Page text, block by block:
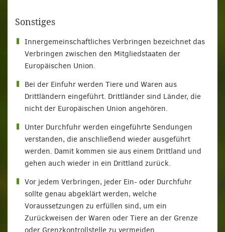
Sonstiges
Innergemeinschaftliches Verbringen bezeichnet das
Verbringen zwischen den Mitgliedstaaten der
Europäischen Union.
Bei der Einfuhr werden Tiere und Waren aus
Drittländern eingeführt. Drittländer sind Länder, die
nicht der Europäischen Union angehören.
Unter Durchfuhr werden eingeführte Sendungen
verstanden, die anschließend wieder ausgeführt
werden. Damit kommen sie aus einem Drittland und
gehen auch wieder in ein Drittland zurück.
Vor jedem Verbringen, jeder Ein- oder Durchfuhr
sollte genau abgeklärt werden, welche
Voraussetzungen zu erfüllen sind, um ein
Zurückweisen der Waren oder Tiere an der Grenze
oder Grenzkontrollstelle zu vermeiden.